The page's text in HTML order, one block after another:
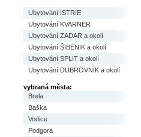
Ubytování ISTRIE
Ubytování KVARNER
Ubytování ZADAR a okolí
Ubytování ŠIBENIK a okolí
Ubytování SPLIT a okolí
Ubytování DUBROVNÍK a okolí
vybraná města:
Brela
Baška
Vodice
Podgora